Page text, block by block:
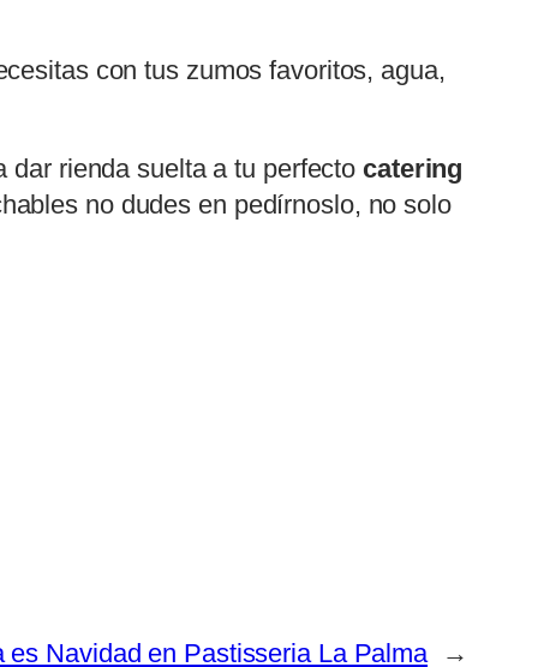
con tus zumos favoritos, agua,
dar rienda suelta a tu perfecto catering
no dudes en pedírnoslo, no solo
es Navidad en Pastisseria La Palma →